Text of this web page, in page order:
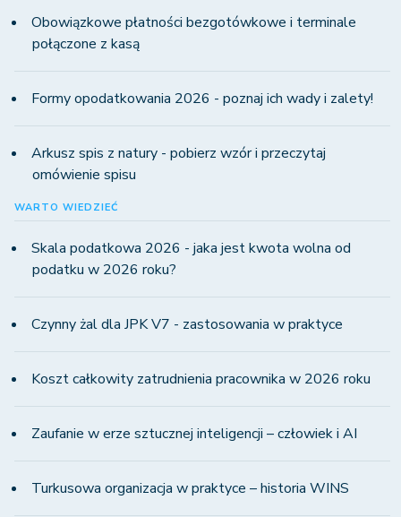
Obowiązkowe płatności bezgotówkowe i terminale
połączone z kasą
Formy opodatkowania 2026 - poznaj ich wady i zalety!
Arkusz spis z natury - pobierz wzór i przeczytaj
omówienie spisu
WARTO WIEDZIEĆ
Skala podatkowa 2026 - jaka jest kwota wolna od
podatku w 2026 roku?
Czynny żal dla JPK V7 - zastosowania w praktyce
Koszt całkowity zatrudnienia pracownika w 2026 roku
Zaufanie w erze sztucznej inteligencji – człowiek i AI
Turkusowa organizacja w praktyce – historia WINS